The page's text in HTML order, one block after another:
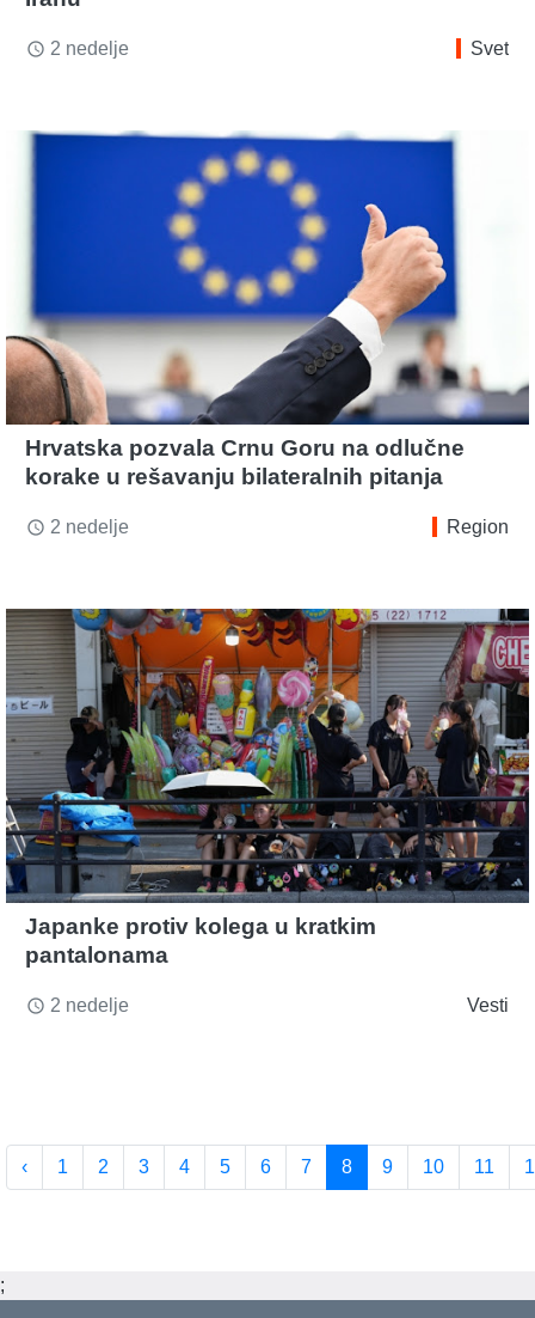
access_time 2 nedelje Svet
Hrvatska pozvala Crnu Goru na odlučne
korake u rešavanju bilateralnih pitanja
access_time 2 nedelje Region
Japanke protiv kolega u kratkim
pantalonama
access_time 2 nedelje Vesti
‹ 1 2 3 4 5 6 7 8 9 10 11
;